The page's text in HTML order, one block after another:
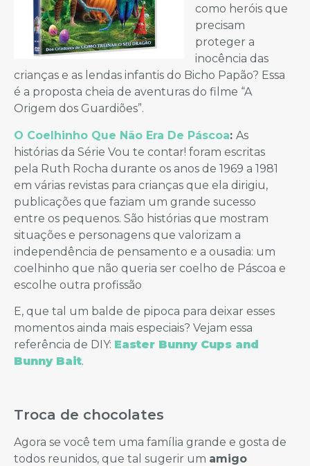
como heróis que
precisam
proteger a
inocência das
crianças e as lendas infantis do Bicho Papão? Essa
é a proposta cheia de aventuras do filme “A
Origem dos Guardiões”.
O Coelhinho Que Não Era De Páscoa: As
histórias da Série Vou te contar! foram escritas
pela Ruth Rocha durante os anos de 1969 a 1981
em várias revistas para crianças que ela dirigiu,
publicações que faziam um grande sucesso
entre os pequenos. São histórias que mostram
situações e personagens que valorizam a
independência de pensamento e a ousadia: um
coelhinho que não queria ser coelho de Páscoa e
escolhe outra profissão
E, que tal um balde de pipoca para deixar esses
momentos ainda mais especiais? Vejam essa
referência de DIY: Easter Bunny Cups and
Bunny Bait.
Troca de chocolates
Agora se você tem uma família grande e gosta de
todos reunidos, que tal sugerir um amigo